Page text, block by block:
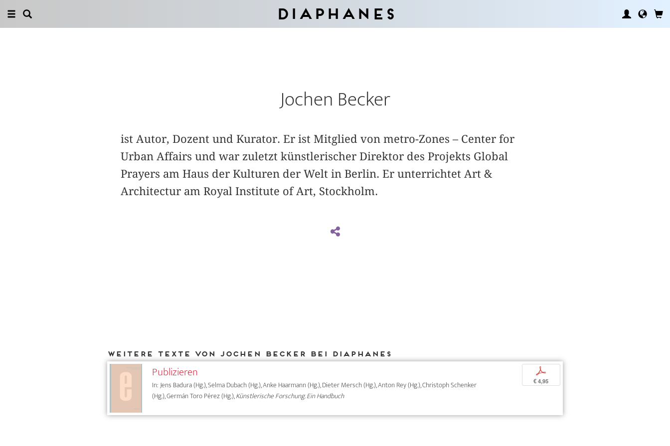
Diaphanes
Jochen Becker
ist Autor, Dozent und Kurator. Er ist Mitglied von metro-Zones – Center for
Urban Affairs und war zuletzt künstlerischer Direktor des Projekts Global
Prayers am Haus der Kulturen der Welt in Berlin. Er unterrichtet Art &
Architectur am Royal Institute of Art, Stockholm.
Weitere Texte von Jochen Becker bei DIAPHANES
Publizieren
In: Jens Badura (Hg.), Selma Dubach (Hg.), Anke Haarmann (Hg.), Dieter Mersch (Hg.), Anton Rey (Hg.), Christoph Schenker
(Hg.), Germán Toro Pérez (Hg.),Künstlerische Forschung. Ein Handbuch
p
€ 4,95